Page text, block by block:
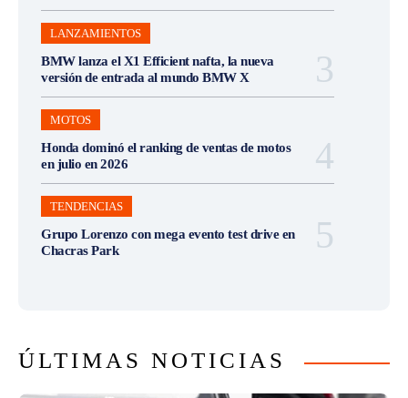
LANZAMIENTOS
BMW lanza el X1 Efficient nafta, la nueva
versión de entrada al mundo BMW X
MOTOS
Honda dominó el ranking de ventas de motos
en julio en 2026
TENDENCIAS
Grupo Lorenzo con mega evento test drive en
Chacras Park
ÚLTIMAS NOTICIAS